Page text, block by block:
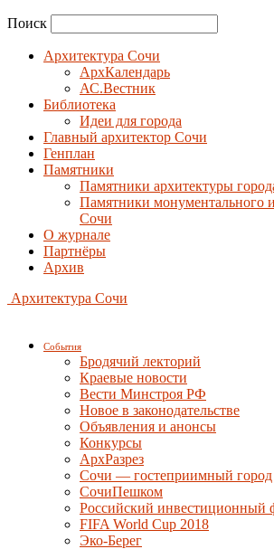
Поиск
Архитектура Сочи
АрхКалендарь
АС.Вестник
Библиотека
Идеи для города
Главный архитектор Сочи
Генплан
Памятники
Памятники архитектуры
Памятники монументального
Сочи
О журнале
Партнёры
Архив
Архитектура Сочи
События
Бродячий лекторий
Краевые новости
Вести Минстроя РФ
Новое в законодательстве
Объявления и анонсы
Конкурсы
АрхРазрез
Сочи — гостеприимный город
СочиПешком
Российский инвестиционный
FIFA World Cup 2018
Эко-Берег